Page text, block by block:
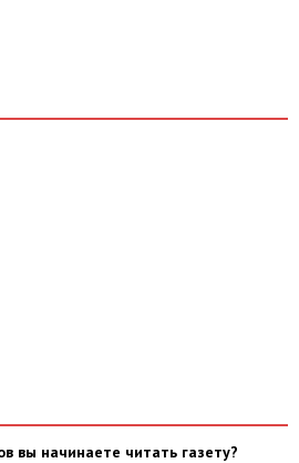
вы начинаете читать газету?